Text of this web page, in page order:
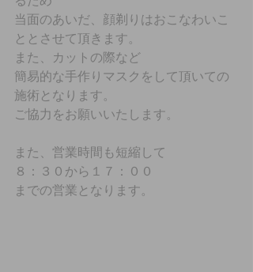
当面のあいだ、顔剃りはおこなわいこ
ととさせて頂きます。
また、カットの際など
簡易的な手作りマスクをして頂いての
施術となります。
ご協力をお願いいたします。
また、営業時間も短縮して
８：３０から１７：００
までの営業となります。